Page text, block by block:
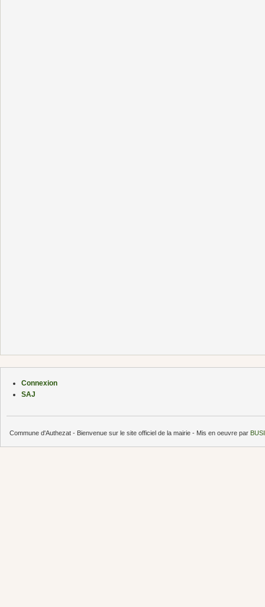
Connexion
SAJ
Commune d'Authezat - Bienvenue sur le site officiel de la mairie - Mis en oeuvre par